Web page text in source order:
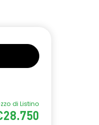
di Listino